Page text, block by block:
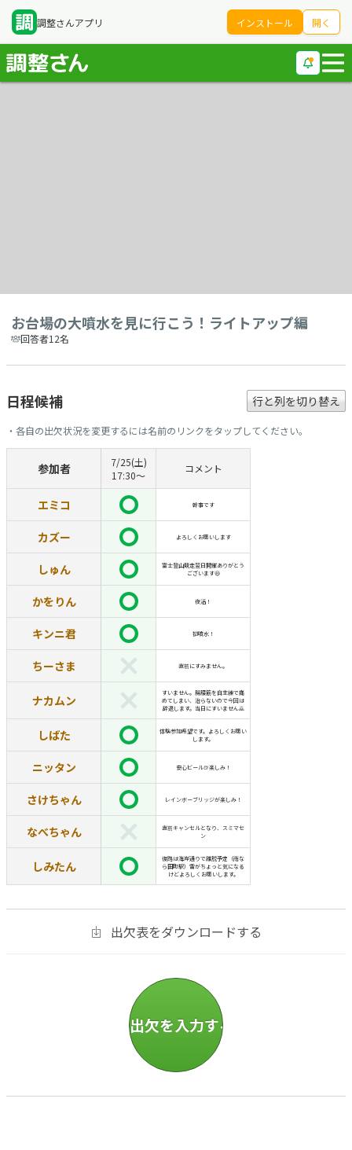
調整さんアプリ インストール 開く
お台場の大噴水を見に行こう！ライトアップ編
回答者12名
日程候補 行と列を切り替え
・各自の出欠状況を変更するには名前のリンクをタップしてください。
参加者
7/25(土)
17:30〜
コメント
エミコ 幹事です
カズー よろしくお願いします
しゅん
富士登山競走翌日開催ありがとう
ございます😆
かをりん 夜活！
キンニ君 初噴水！
ちーさま 直前にすみません。
ナカムン
すいません。腸腰筋を自主練で痛
めてしまい、治らないので今回は
辞退します。当日にすいません🙇
しばた
体験参加希望です。よろしくお願い
します。
ニッタン 安心ビール🍺楽しみ！
さけちゃん レインボーブリッジが楽しみ！
なべちゃん
直前キャンセルとなり、スミマセ
ン
しみたん
復路は海岸通りで離脱予定（雨な
ら田町駅）雷がちょっと気になる
けどよろしくお願いします。
出欠表をダウンロードする